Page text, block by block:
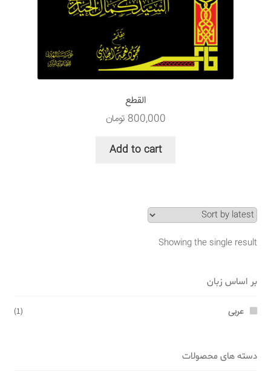
قوانین و مقررات
القطع
800,000 تومان
Add to cart
Showing the single result
بر اساس زبان
عربی (1)
دسته های محصولات